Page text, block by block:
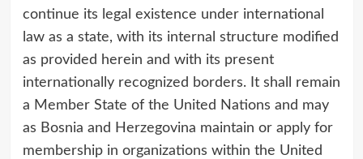
continue its legal existence under international
law as a state, with its internal structure modified
as provided herein and with its present
internationally recognized borders. It shall remain
a Member State of the United Nations and may
as Bosnia and Herzegovina maintain or apply for
membership in organizations within the United